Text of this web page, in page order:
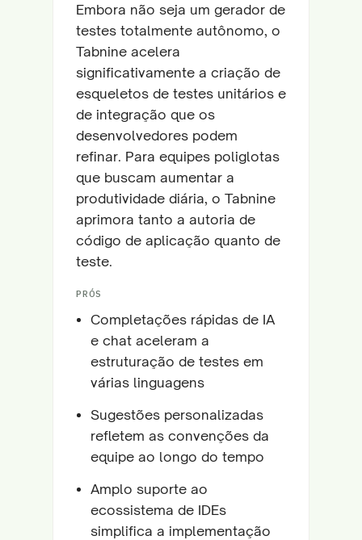
Embora não seja um gerador de
testes totalmente autônomo, o
Tabnine acelera
significativamente a criação de
esqueletos de testes unitários e
de integração que os
desenvolvedores podem
refinar. Para equipes poliglotas
que buscam aumentar a
produtividade diária, o Tabnine
aprimora tanto a autoria de
código de aplicação quanto de
teste.
PRÓS
Completações rápidas de IA
e chat aceleram a
estruturação de testes em
várias linguagens
Sugestões personalizadas
refletem as convenções da
equipe ao longo do tempo
Amplo suporte ao
ecossistema de IDEs
simplifica a implementação